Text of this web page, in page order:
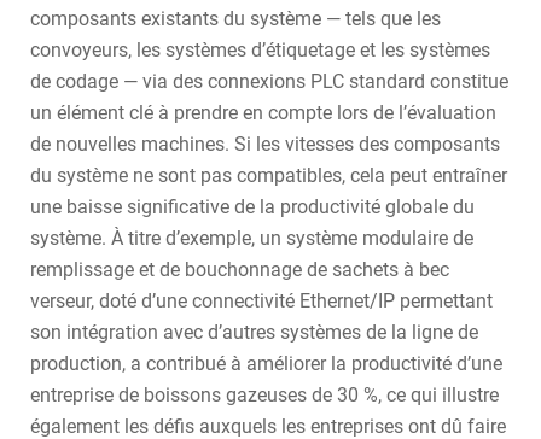
composants existants du système — tels que les
convoyeurs, les systèmes d’étiquetage et les systèmes
de codage — via des connexions PLC standard constitue
un élément clé à prendre en compte lors de l’évaluation
de nouvelles machines. Si les vitesses des composants
du système ne sont pas compatibles, cela peut entraîner
une baisse significative de la productivité globale du
système. À titre d’exemple, un système modulaire de
remplissage et de bouchonnage de sachets à bec
verseur, doté d’une connectivité Ethernet/IP permettant
son intégration avec d’autres systèmes de la ligne de
production, a contribué à améliorer la productivité d’une
entreprise de boissons gazeuses de 30 %, ce qui illustre
également les défis auxquels les entreprises ont dû faire